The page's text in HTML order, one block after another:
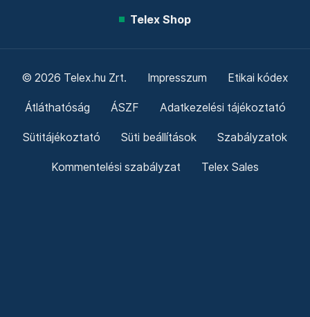
Telex Shop
© 2026 Telex.hu Zrt. Impresszum Etikai kódex
Átláthatóság ÁSZF Adatkezelési tájékoztató
Sütitájékoztató Süti beállítások Szabályzatok
Kommentelési szabályzat Telex Sales